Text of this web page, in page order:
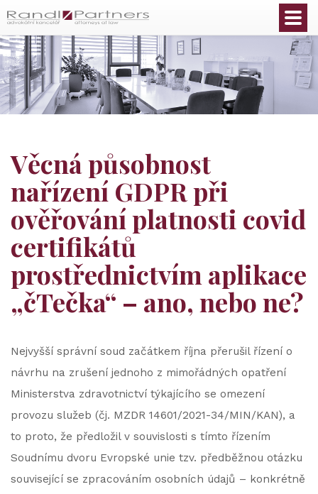
Věcná působnost
nařízení GDPR při
ověřování platnosti covid
certifikátů
prostřednictvím aplikace
„čTečka“ – ano, nebo ne?
Nejvyšší správní soud začátkem října přerušil řízení o
návrhu na zrušení jednoho z mimořádných opatření
Ministerstva zdravotnictví týkajícího se omezení
provozu služeb (čj. MZDR 14601/2021-34/MIN/KAN), a
to proto, že předložil v souvislosti s tímto řízením
Soudnímu dvoru Evropské unie tzv. předběžnou otázku
související se zpracováním osobních údajů – konkrétně
Čeština